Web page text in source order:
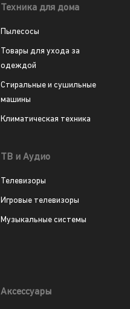
Техника для дома
Пылесосы
Товары для ухода за
одеждой
Стиральные и сушильные
машины
Климатическая техника
ТВ и Аудио
Телевизоры
Игровые телевизоры
Музыкальные системы
Аксессуары